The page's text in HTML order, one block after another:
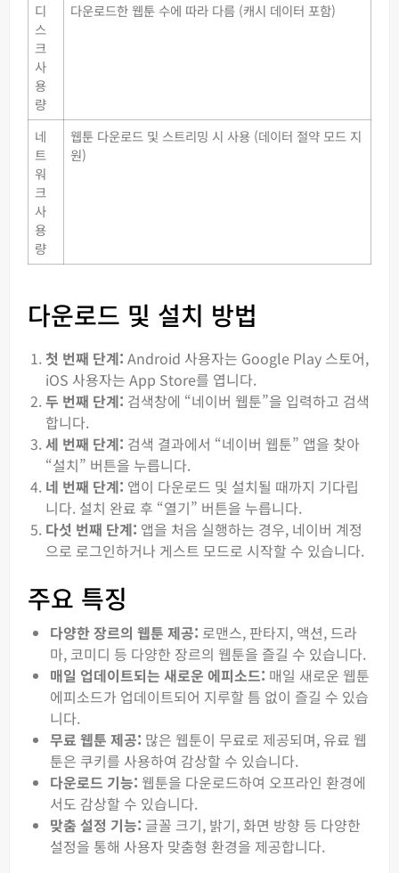
디
스
크
사
용
량
다운로드한 웹툰 수에 따라 다름 (캐시 데이터 포함)
네
트
워
크
사
용
량
웹툰 다운로드 및 스트리밍 시 사용 (데이터 절약 모드 지
원)
다운로드 및 설치 방법
첫 번째 단계: Android 사용자는 Google Play 스토어,
iOS 사용자는 App Store를 엽니다.
두 번째 단계: 검색창에 “네이버 웹툰”을 입력하고 검색
합니다.
세 번째 단계: 검색 결과에서 “네이버 웹툰” 앱을 찾아
“설치” 버튼을 누릅니다.
네 번째 단계: 앱이 다운로드 및 설치될 때까지 기다립
니다. 설치 완료 후 “열기” 버튼을 누릅니다.
다섯 번째 단계: 앱을 처음 실행하는 경우, 네이버 계정
으로 로그인하거나 게스트 모드로 시작할 수 있습니다.
주요 특징
다양한 장르의 웹툰 제공: 로맨스, 판타지, 액션, 드라
마, 코미디 등 다양한 장르의 웹툰을 즐길 수 있습니다.
매일 업데이트되는 새로운 에피소드: 매일 새로운 웹툰
에피소드가 업데이트되어 지루할 틈 없이 즐길 수 있습
니다.
무료 웹툰 제공: 많은 웹툰이 무료로 제공되며, 유료 웹
툰은 쿠키를 사용하여 감상할 수 있습니다.
다운로드 기능: 웹툰을 다운로드하여 오프라인 환경에
서도 감상할 수 있습니다.
맞춤 설정 기능: 글꼴 크기, 밝기, 화면 방향 등 다양한
설정을 통해 사용자 맞춤형 환경을 제공합니다.